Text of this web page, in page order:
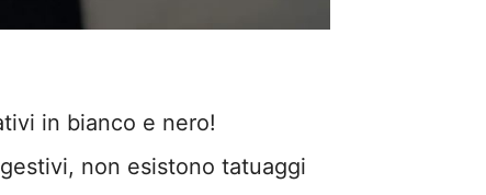
in bianco e nero!
non esistono tatuaggi